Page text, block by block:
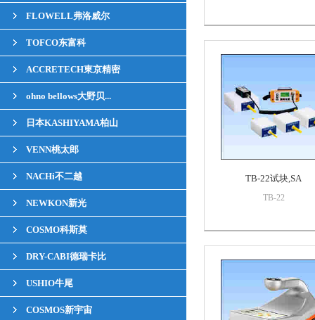
FLOWELL弗洛威尔
TOFCO东富科
ACCRETECH東京精密
ohno bellows大野贝...
日本KASHIYAMA柏山
VENN桃太郎
NACHi不二越
NEWKON新光
COSMO科斯莫
DRY-CABI德瑞卡比
USHIO牛尾
COSMOS新宇宙
TB-22试块,SA
TB-22